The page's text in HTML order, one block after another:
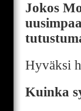
Jokos
Hyväksi
Kuinka